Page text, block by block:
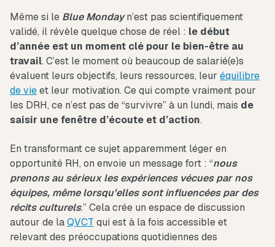
Même si le Blue Mondayn’est pas scientifiquement
validé, il révèle quelque chose de réel : le début
d’année est un moment clé pour le bien-être au
travail. C’est le moment où beaucoup de salarié(e)s
évaluent leurs objectifs, leurs ressources, leur équilibre
de vieet leur motivation. Ce qui compte vraiment pour
les DRH, ce n’est pas de “survivre” à un lundi, mais de
saisir une fenêtre d’écoute et d’action.
En transformant ce sujet apparemment léger en
opportunité RH, on envoie un message fort : “nous
prenons au sérieux les expériences vécues par nos
équipes, même lorsqu’elles sont influencées par des
récits culturels.” Cela crée un espace de discussion
autour de laQVCT qui est à la fois accessible et
relevant des préoccupations quotidiennes des